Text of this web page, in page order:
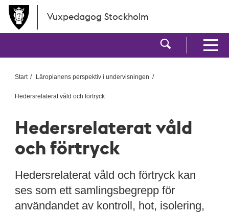
Hoppa till huvudinnehållet
Vuxpedagog Stockholm
Visa
Visa
Start Läroplanens perspektiv i undervisningen
Hedersrelaterat våld och förtryck
Hedersrelaterat våld
och förtryck
Hedersrelaterat våld och förtryck kan
ses som ett samlingsbegrepp för
användandet av kontroll, hot, isolering,